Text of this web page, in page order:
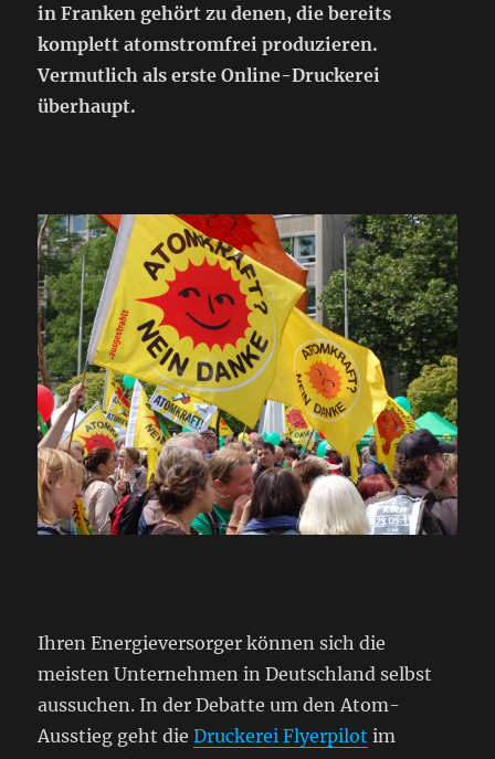
in Franken gehört zu denen, die bereits
komplett atomstromfrei produzieren.
Vermutlich als erste Online-Druckerei
überhaupt.
Ihren Energieversorger können sich die
meisten Unternehmen in Deutschland selbst
aussuchen. In der Debatte um den Atom-
Ausstieg geht dieDruckerei Flyerpilot im